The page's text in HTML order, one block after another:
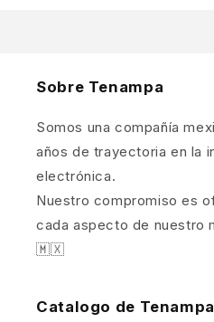
Sobre Tenampa
Somos una compañía
años de trayectoria en la
electrónica.
Nuestro compromiso es
cada aspecto de nuestro
🇲🇽
Catalogo de Tenampa